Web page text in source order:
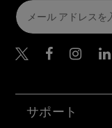
サポート
Belkin
Belkin